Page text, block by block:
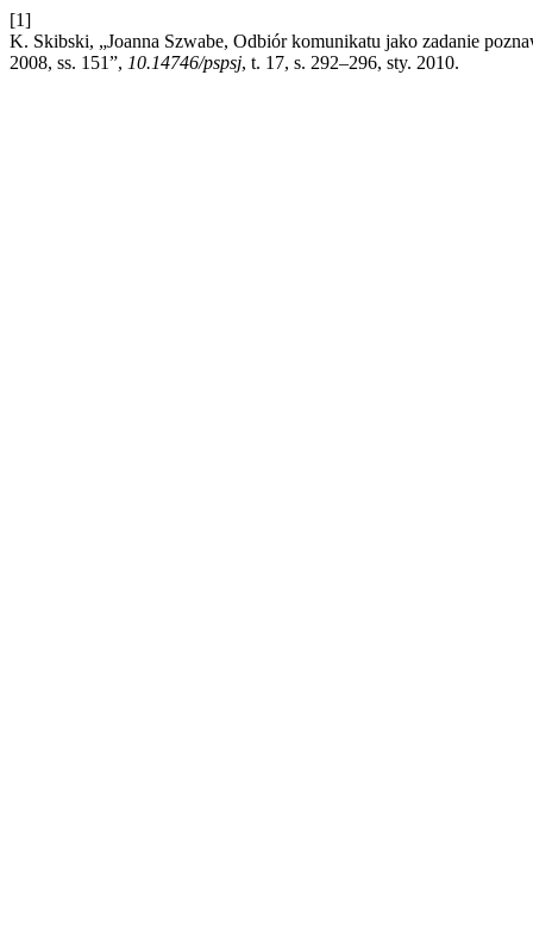
[1]
K. Skibski, „Joanna Szwabe, Odbiór komunikatu jako zadanie
2008, ss. 151”, 10.14746/pspsj, t. 17, s. 292–296, sty. 2010.